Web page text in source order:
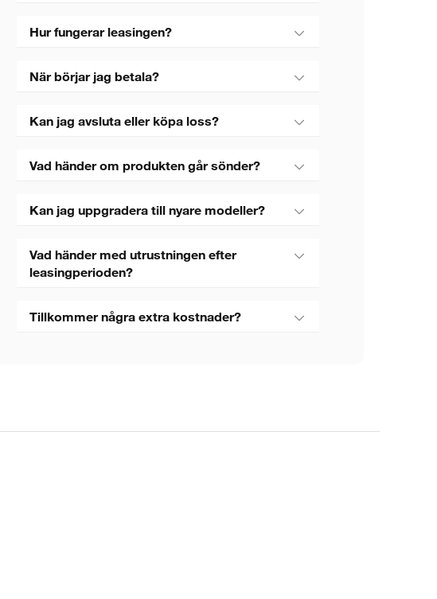
Hur fungerar leasingen?
När börjar jag betala?
Kan jag avsluta eller köpa loss?
Vad händer om produkten går sönder?
Kan jag uppgradera till nyare modeller?
Vad händer med utrustningen efter
leasingperioden?
Tillkommer några extra kostnader?